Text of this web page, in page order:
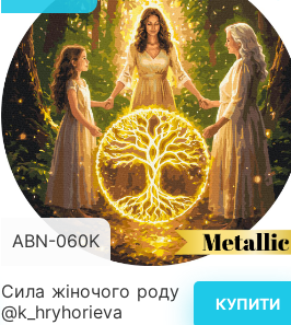
ABN-060K
Розмір
Складність
Сила жіночого роду
@k_hryhorieva
КУПИТИ